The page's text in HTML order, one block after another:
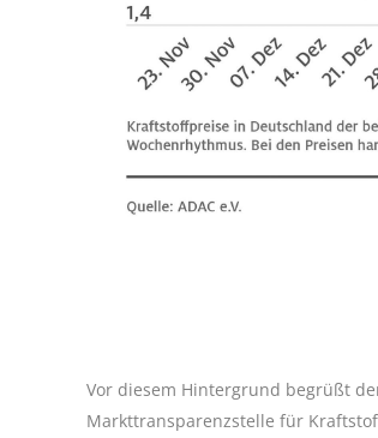
Vor diesem Hintergrund begrüßt
Markttransparenzstelle für